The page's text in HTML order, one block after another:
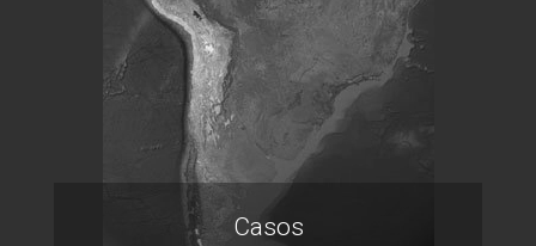
Casos